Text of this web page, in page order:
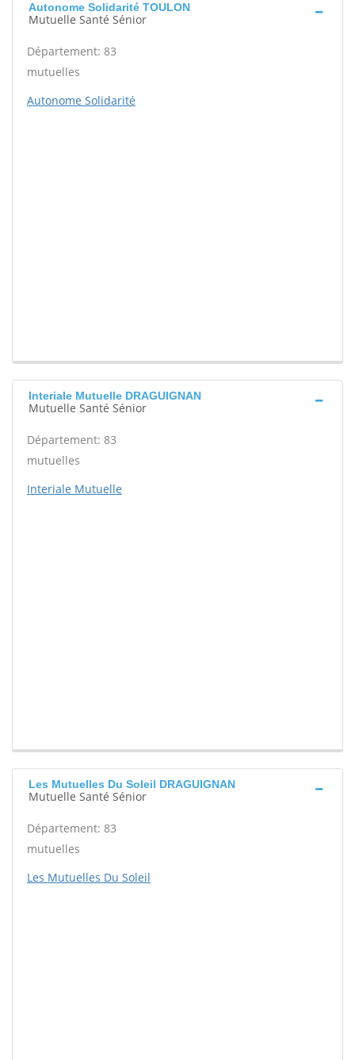
Autonome Solidarité TOULON
Mutuelle Santé Sénior
Département: 83
mutuelles
Autonome Solidarité
Interiale Mutuelle DRAGUIGNAN
Mutuelle Santé Sénior
Département: 83
mutuelles
Interiale Mutuelle
Les Mutuelles Du Soleil DRAGUIGNAN
Mutuelle Santé Sénior
Département: 83
mutuelles
Les Mutuelles Du Soleil